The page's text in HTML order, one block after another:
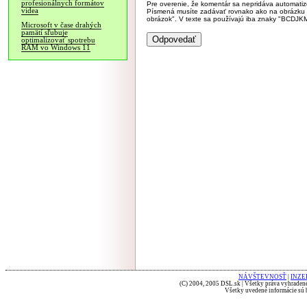
profesionálnych formátov
videa
Microsoft v čase drahých
pamätí sľubuje
optimalizovať spotrebu
RAM vo Windows 11
Pre overenie, že komentár sa nepridáva
Písmená musíte zadávať rovnako ako na
obrázok". V texte sa používajú iba znaky
NÁVŠTEVNOSŤ
(C) 2004, 2005 DSL.sk | Všetky práva
Všetky uvedené informácie sú